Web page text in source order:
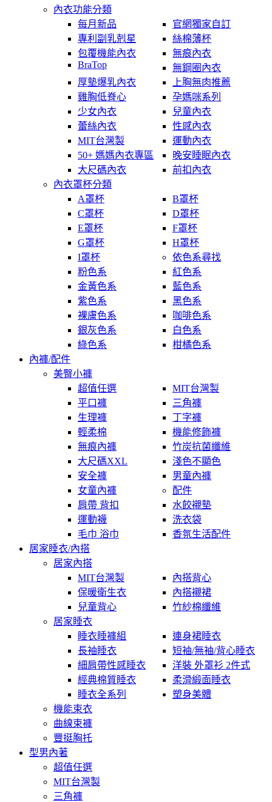
內衣功能分類
每月新品
官網獨家自訂
專利副乳剋星
絲棉薄杯
包覆機能內衣
無痕內衣
BraTop
無鋼圈內衣
厚墊爆乳內衣
上胸無肉推薦
雞胸低脊心
孕媽咪系列
少女內衣
兒童內衣
蕾絲內衣
性感內衣
MIT台灣製
運動內衣
50+ 媽媽內衣專區
晚安睡眠內衣
大尺碼內衣
前扣內衣
內衣罩杯分類
A罩杯
B罩杯
C罩杯
D罩杯
E罩杯
F罩杯
G罩杯
H罩杯
I罩杯
依色系尋找
粉色系
紅色系
金黃色系
藍色系
紫色系
黑色系
裸膚色系
咖啡色系
銀灰色系
白色系
綠色系
柑橘色系
內褲/配件
美臀小褲
超值任選
MIT台灣製
平口褲
三角褲
生理褲
丁字褲
輕柔棉
機能修飾褲
無痕內褲
竹炭抗菌纖維
大尺碼XXL
淺色不顯色
安全褲
男童內褲
女童內褲
配件
肩帶 背扣
水餃襯墊
運動襪
洗衣袋
毛巾 浴巾
香氛生活配件
居家睡衣/內搭
居家內搭
MIT台灣製
內搭背心
保暖衛生衣
內搭襯裙
兒童背心
竹紗棉纖維
居家睡衣
睡衣睡褲組
連身裙睡衣
長袖睡衣
短袖/無袖/背心睡衣
細肩帶性感睡衣
洋裝 外罩衫 2件式
經典棉質睡衣
柔滑緞面睡衣
睡衣全系列
塑身美體
機能束衣
曲線束褲
豐挺胸托
型男內著
超值任選
MIT台灣製
三角褲